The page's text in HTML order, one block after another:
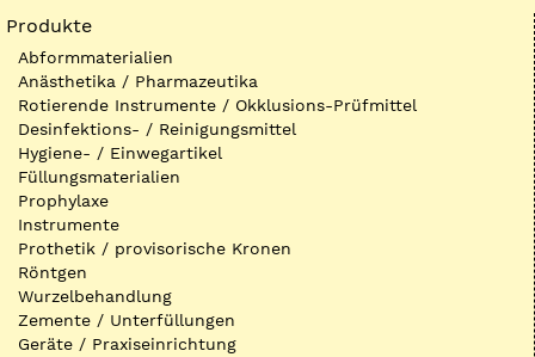
Produkte
Abformmaterialien
Anästhetika / Pharmazeutika
Rotierende Instrumente / Okklusions-Prüfmittel
Desinfektions- / Reinigungsmittel
Hygiene- / Einwegartikel
Füllungsmaterialien
Prophylaxe
Instrumente
Prothetik / provisorische Kronen
Röntgen
Wurzelbehandlung
Zemente / Unterfüllungen
Geräte / Praxiseinrichtung